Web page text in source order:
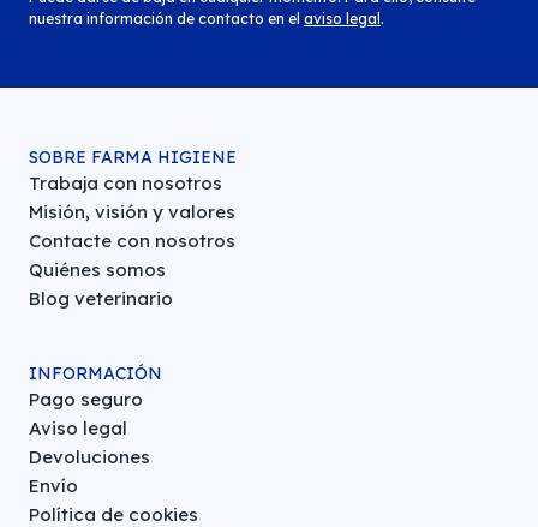
nuestra información de contacto en el aviso legal .
SOBRE FARMA HIGIENE
Trabaja con nosotros
Misión, visión y valores
Contacte con nosotros
Quiénes somos
Blog veterinario
INFORMACIÓN
Pago seguro
Aviso legal
Devoluciones
Envío
Política de cookies